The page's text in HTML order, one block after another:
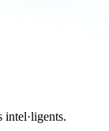
intel·ligents.